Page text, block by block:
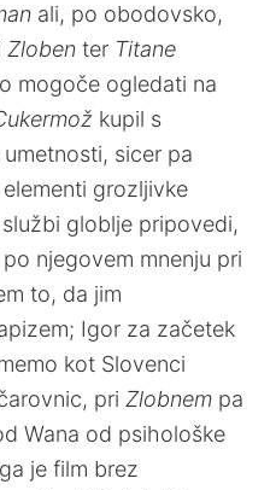
ali, po obodovsko,
Zloben ter Titane
mogoče ogledati na
kupil s
sicer pa
grozljivke
globlje pripovedi,
njegovem mnenju pri
to, da jim
Igor za začetek
kot Slovenci
priZlobnem pa
Wana od psihološke
je film brez